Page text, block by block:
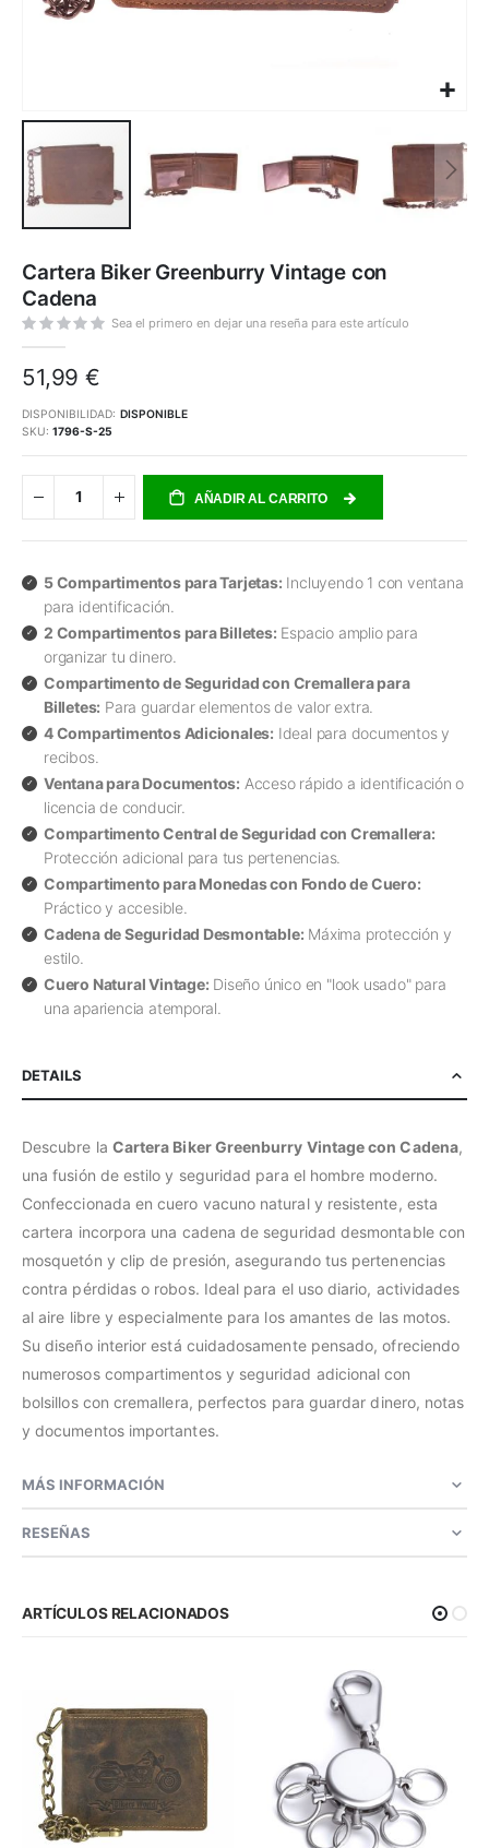
comienzo
de
la
galería
de
imágenes
Cartera Biker Greenburry Vintage con
Cadena
Sea el primero en dejar una reseña para este artículo
51,99 €
DISPONIBILIDAD: DISPONIBLE
SKU 1796-S-25
AÑADIR AL CARRITO
5 Compartimentos para Tarjetas: Incluyendo 1 con ventana
para identificación.
2 Compartimentos para Billetes: Espacio amplio para
organizar tu dinero.
Compartimento de Seguridad con Cremallera para
Billetes: Para guardar elementos de valor extra.
4 Compartimentos Adicionales: Ideal para documentos y
recibos.
Ventana para Documentos: Acceso rápido a identificación o
licencia de conducir.
Compartimento Central de Seguridad con Cremallera:
Protección adicional para tus pertenencias.
Compartimento para Monedas con Fondo de Cuero:
Práctico y accesible.
Cadena de Seguridad Desmontable: Máxima protección y
estilo.
Cuero Natural Vintage: Diseño único en "look usado" para
una apariencia atemporal.
DETAILS
Descubre la Cartera Biker Greenburry Vintage con Cadena,
una fusión de estilo y seguridad para el hombre moderno.
Confeccionada en cuero vacuno natural y resistente, esta
cartera incorpora una cadena de seguridad desmontable con
mosquetón y clip de presión, asegurando tus pertenencias
contra pérdidas o robos. Ideal para el uso diario, actividades
al aire libre y especialmente para los amantes de las motos.
Su diseño interior está cuidadosamente pensado, ofreciendo
numerosos compartimentos y seguridad adicional con
bolsillos con cremallera, perfectos para guardar dinero, notas
y documentos importantes.
MÁS INFORMACIÓN
RESEÑAS
ARTÍCULOS RELACIONADOS